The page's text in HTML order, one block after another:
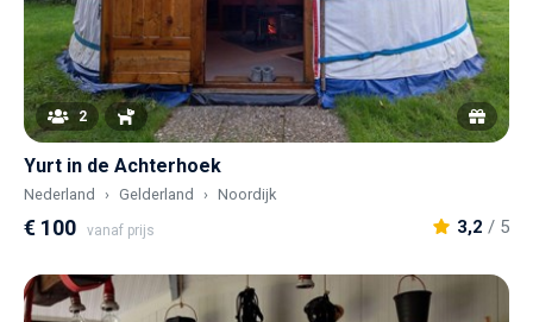
2
Yurt in de Achterhoek
Nederland Gelderland Noordijk
€ 100 vanaf prijs 3,2 / 5